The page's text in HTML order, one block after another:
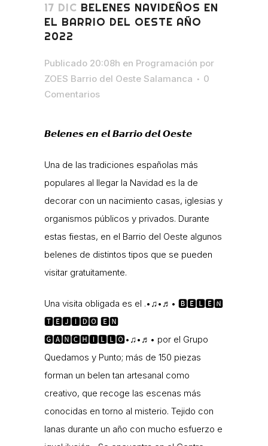
17 DIC BELENES NAVIDEÑOS EN
EL BARRIO DEL OESTE AÑO
2022
Publicado 20:08h en Programación por
ZOES Barrio del Oeste Salamanca
0
Comentarios
𝘽𝙚𝙡𝙚𝙣𝙚𝙨 𝙚𝙣 𝙚𝙡 𝘽𝙖𝙧𝙧𝙞𝙤 𝙙𝙚𝙡 𝙊𝙚𝙨𝙩𝙚
Una de las tradiciones españolas más
populares al llegar la Navidad es la de
decorar con un nacimiento casas, iglesias y
organismos públicos y privados. Durante
estas fiestas, en el Barrio del Oeste algunos
belenes de distintos tipos que se pueden
visitar gratuitamente.
Una visita obligada es el .•♫•♬• 🅱🅴🅻🅴́🅽
🆃🅴🅹🅸🅳🅾 🅴🅽
🅶🅰🅽🅲🅷🅸🅻🅻🅾•♫•♬• por el Grupo
Quedamos y Punto; más de 150 piezas
forman un belen tan artesanal como
creativo, que recoge las escenas más
conocidas en torno al misterio. Tejido con
lanas durante un año con mucho esfuerzo e